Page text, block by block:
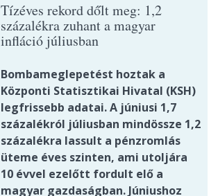
Tízéves rekord dőlt meg: 1,2
százalékra zuhant a magyar
infláció júliusban
Bombameglepetést hoztak a
Központi Statisztikai Hivatal (KSH)
legfrissebb adatai. A júniusi 1,7
százalékról júliusban mindössze 1,2
százalékra lassult a pénzromlás
üteme éves szinten, ami utoljára
10 évvel ezelőtt fordult elő a
magyar gazdaságban. Júniushoz